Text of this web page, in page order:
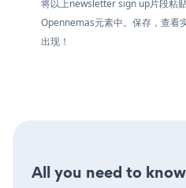
将以上newsletter sign up片段粘
Opennemas元素中。保存，查看
出现！
All you need to